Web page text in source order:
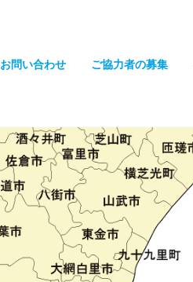
お問い合わせ ご協力者の募集